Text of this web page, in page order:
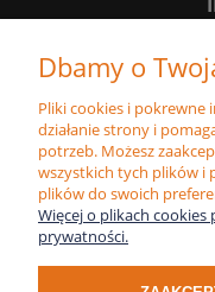
Dbamy o
Pliki cookies i
działanie strony i
potrzeb. Możesz
wszystkich tych plików i
plików do swoich
Więcej o plikach cookies
prywatności.